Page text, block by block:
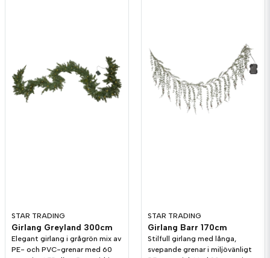
STAR TRADING
Girlang Greyland 300cm
Elegant girlang i grågrön mix av
PE- och PVC-grenar med 60
STAR TRADING
Girlang Barr 170cm
Stilfull girlang med långa,
svepande grenar i miljövänligt